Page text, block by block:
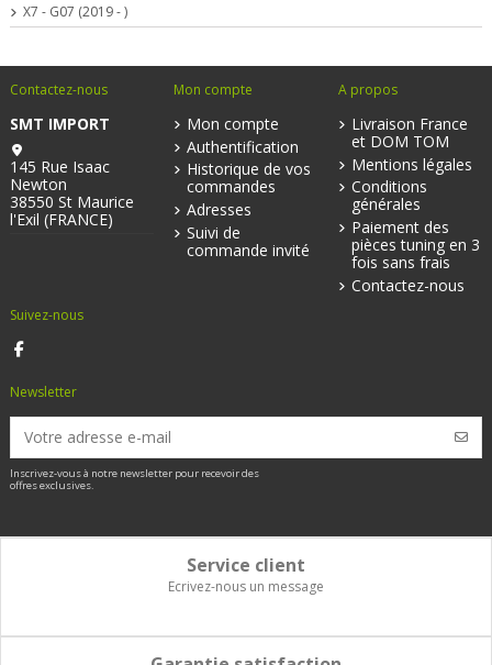
X7 - G07 (2019 - )
Contactez-nous
SMT IMPORT
145 Rue Isaac
Newton
38550 St Maurice
l'Exil (FRANCE)
Mon compte
Mon compte
Authentification
Historique de vos
commandes
Adresses
Suivi de
commande invité
A propos
Livraison France
et DOM TOM
Mentions légales
Conditions
générales
Paiement des
pièces tuning en 3
fois sans frais
Contactez-nous
Suivez-nous
Newsletter
Inscrivez-vous à notre newsletter pour recevoir des
offres exclusives.
Service client
Ecrivez-nous un message